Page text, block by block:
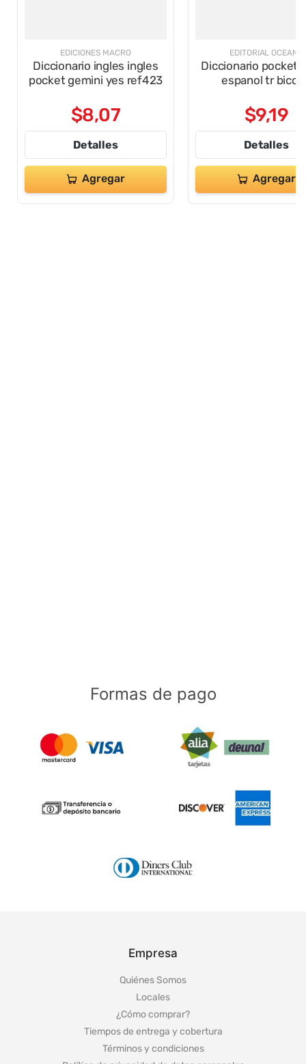
EDICIONES MACRO
Diccionario ingles ingles
pocket gemini yes ref423
$8,07
Detalles
Agregar
EDITORIAL OCEANO
Diccionario pocket
espanol tr
$9,19
Detalles
Agregar
Formas de pago
Empresa
Quiénes Somos
Locales
¿Cómo comprar?
Tiempos de entrega y cobertura
Términos y condiciones